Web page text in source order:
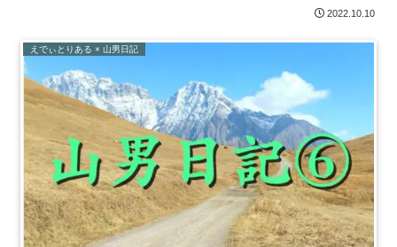
2022.10.10
えでぃとりある × 山男日記